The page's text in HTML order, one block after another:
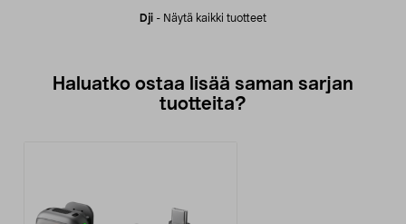
Dji - Näytä kaikki tuotteet
Haluatko ostaa lisää saman sarjan
tuotteita?